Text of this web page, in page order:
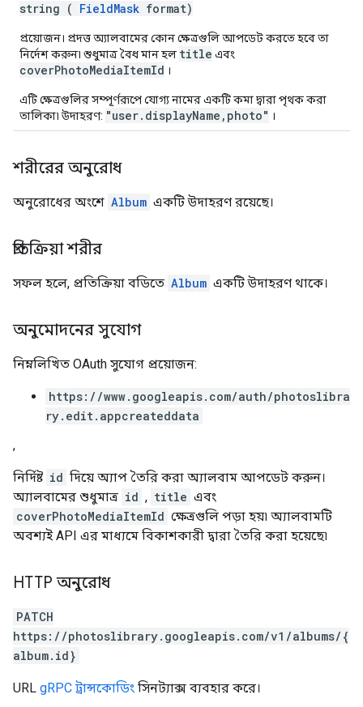
string ( FieldMask format)
প্রয়োজন। প্রদত্ত অ্যালবামের কোন ক্ষেত্রগুলি আপডেট করতে হবে তা
নির্দেশ করুন৷ শুধুমাত্র বৈধ মান হল title এবং
coverPhotoMediaItemId ।
এটি ক্ষেত্রগুলির সম্পূর্ণরূপে যোগ্য নামের একটি কমা দ্বারা পৃথক করা
তালিকা৷ উদাহরণ: "user.displayName,photo" ।
শরীরের অনুরোধ
অনুরোধের অংশে Album একটি উদাহরণ রয়েছে।
প্রতিক্রিয়া শরীর
সফল হলে, প্রতিক্রিয়া বডিতে Album একটি উদাহরণ থাকে।
অনুমোদনের সুযোগ
নিম্নলিখিত OAuth সুযোগ প্রয়োজন:
https://www.googleapis.com/auth/photoslibra
ry.edit.appcreateddata
,
নির্দিষ্ট id দিয়ে অ্যাপ তৈরি করা অ্যালবাম আপডেট করুন।
অ্যালবামের শুধুমাত্র id , title এবং
coverPhotoMediaItemId ক্ষেত্রগুলি পড়া হয়৷ অ্যালবামটি
অবশ্যই API এর মাধ্যমে বিকাশকারী দ্বারা তৈরি করা হয়েছে৷
HTTP অনুরোধ
PATCH
https://photoslibrary.googleapis.com/v1/albums/{
album.id}
URL gRPC ট্রান্সকোডিং সিনট্যাক্স ব্যবহার করে।